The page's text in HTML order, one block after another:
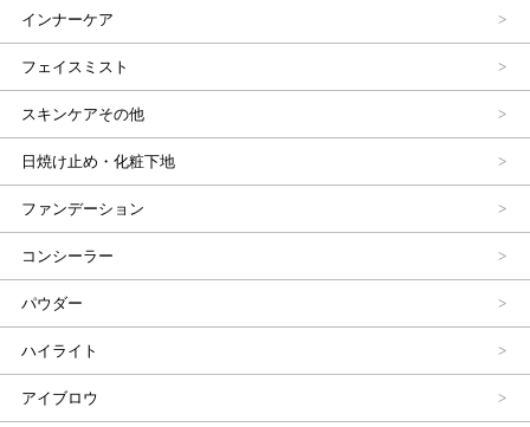
インナーケア
フェイスミスト
スキンケアその他
日焼け止め・化粧下地
ファンデーション
コンシーラー
パウダー
ハイライト
アイブロウ